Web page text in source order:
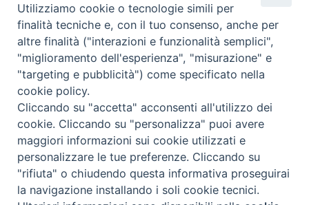
Diocesi di Melfi Rapolla Venosa
• Largo Duomo, 12 - 85025 MELFI (PZ) •
Tel. 0972238604
PEC ufficiale della Diocesi:
diocesi.melfi_rapolla_venosa@legalmail.it
Utilizziamo cookie o tecnologie simili per
finalità tecniche e, con il tuo consenso, anche per
altre finalità ("interazioni e funzionalità semplici",
"miglioramento dell'esperienza", "misurazione" e
"targeting e pubblicità") come specificato nella
cookie policy.
Cliccando su "accetta" acconsenti all'utilizzo dei
cookie. Cliccando su "personalizza" puoi avere
maggiori informazioni sui cookie utilizzati e
personalizzare le tue preferenze. Cliccando su
"rifiuta" o chiudendo questa informativa proseguirai
la navigazione installando i soli cookie tecnici.